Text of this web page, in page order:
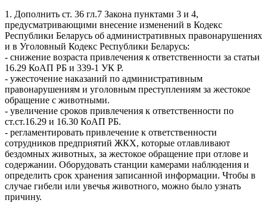
1. Дополнить ст. 36 гл.7 Закона пунктами 3 и 4,
предусматривающими внесение изменений в Кодекс
Республики Беларусь об административных правонарушениях
и в Уголовный Кодекс Республики Беларусь:
- снижение возраста привлечения к ответственности за статьи
16.29 КоАП РБ и 339-1 УК Р.
- ужесточение наказаний по административным
правонарушениям и уголовным преступлениям за жестокое
обращение с животными.
- увеличение сроков привлечения к ответственности по
ст.ст.16.29 и 16.30 КоАП РБ.
- регламентировать привлечение к ответственности
сотрудников предприятий ЖКХ, которые отлавливают
бездомных животных, за жестокое обращение при отлове и
содержании. Оборудовать станции камерами наблюдения и
определить срок хранения записанной информации. Чтобы в
случае гибели или увечья животного, можно было узнать
причину.